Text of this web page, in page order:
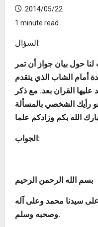
2014/05/22
1 minute read
السؤال:
حول بيان جواز أن تمر
أمام الشاب الذي يتقدم
القران بعد. مع ذكر
رأيك الشخصي بالمسألة
بارك الله بكم وزادكم علما
الجواب:
بسم الله الرحمن الرحيم
على سيدنا محمد وعلى آله
وصحبه وسلم.